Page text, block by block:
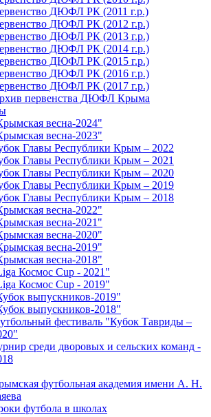
ДЮФЛ РК (2011 г.р.)
ДЮФЛ РК (2012 г.р.)
ДЮФЛ РК (2013 г.р.)
ДЮФЛ РК (2014 г.р.)
ДЮФЛ РК (2015 г.р.)
ДЮФЛ РК (2016 г.р.)
ДЮФЛ РК (2017 г.р.)
первенства ДЮФЛ Крыма
весна-2024"
весна-2023"
Главы Республики Крым – 2022
Главы Республики Крым – 2021
Главы Республики Крым – 2020
Главы Республики Крым – 2019
Главы Республики Крым – 2018
весна-2022"
весна-2021"
весна-2020"
весна-2019"
весна-2018"
Космос Cup - 2021"
Космос Cup - 2019"
выпускников-2019"
выпускников-2018"
фестиваль "Кубок Тавриды –
среди дворовых и сельских команд -
футбольная академия имени А. Н.
футбола в школах